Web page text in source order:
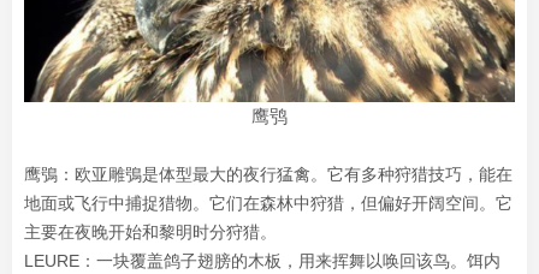
鹰鸮
鹰鴞：欧亚雕鴞是体型最大的夜行猛禽。它有多种狩猎技巧，能在
地面或飞行中捕捉猎物。它们在森林中狩猎，但偏好开阔空间。它
主要在夜晚开始和黎明时分狩猎。
LEURE：一块覆盖鸽子翅膀的木板，用来挥舞以唤回该鸟。饵内